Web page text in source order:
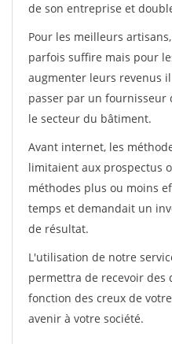
de son entreprise et
Pour les meilleurs
parfois suffire mais pour
augmenter leurs revenus
passer par un fournisseur
le secteur du bâtiment.
Avant internet, les
limitaient aux prospectus
méthodes plus ou moins
temps et demandait un
de résultat.
L'utilisation de notre
permettra de recevoir des
fonction des creux de
avenir à votre société.